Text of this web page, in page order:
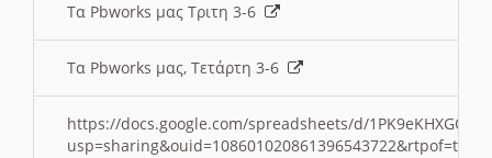
Τα Pbworks μας Τριτη 3-6
Τα Pbworks μας, Τετάρτη 3-6
https://docs.google.com/spreadsheets/d/